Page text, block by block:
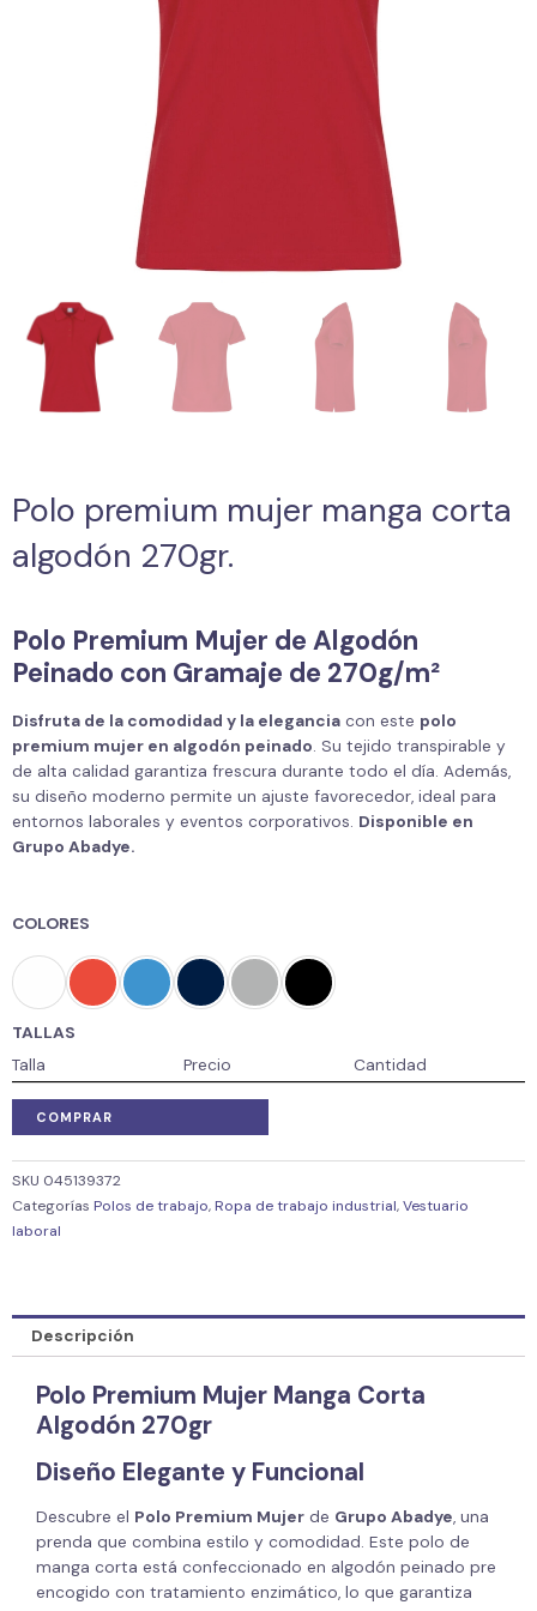
Polo premium mujer manga corta
algodón 270gr.
Polo Premium Mujer de Algodón
Peinado con Gramaje de 270g/m²
Disfruta de la comodidad y la elegancia con este polo
premium mujer en algodón peinado. Su tejido transpirable y
de alta calidad garantiza frescura durante todo el día. Además,
su diseño moderno permite un ajuste favorecedor, ideal para
entornos laborales y eventos corporativos. Disponible en
Grupo Abadye.
COLORES
TALLAS
Talla
Precio Cantidad
COMPRAR
SKU 045139372
Categorías Polos de trabajo,Ropa de trabajo industrial,Vestuario
laboral
Descripción
Polo Premium Mujer Manga Corta
Algodón 270gr
Diseño Elegante y Funcional
Descubre el Polo Premium Mujer de Grupo Abadye, una
prenda que combina estilo y comodidad. Este polo de
manga corta está confeccionado en algodón peinado pre
encogido con tratamiento enzimático, lo que garantiza